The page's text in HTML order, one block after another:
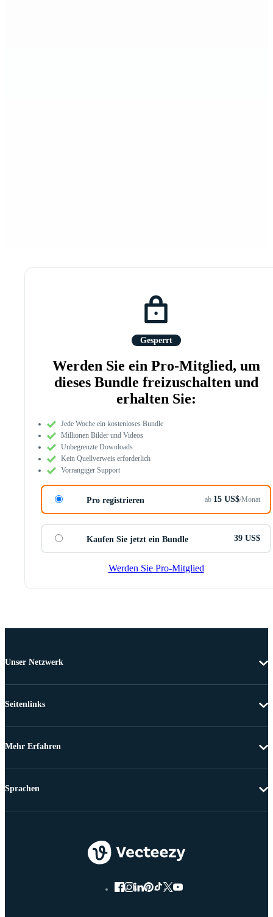
Gesperrt
Werden Sie ein Pro-Mitglied, um
dieses Bundle freizuschalten und
erhalten Sie:
Jede Woche ein kostenloses Bundle
Millionen Bilder und Videos
Unbegrenzte Downloads
Kein Quellverweis erforderlich
Vorrangiger Support
Pro registrieren ab 15 US$/Monat
Kaufen Sie jetzt ein Bundle 39 US$
Werden Sie Pro-Mitglied
Unser Netzwerk
Seitenlinks
Mehr Erfahren
Sprachen